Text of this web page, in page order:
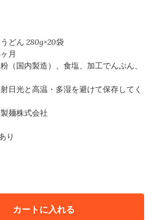
どん 280g×20袋
月
（国内製造）、食塩、加工でんぷん、
射日光と高温・多湿を避けて保存してく
麺株式会社
り
カートに入れる